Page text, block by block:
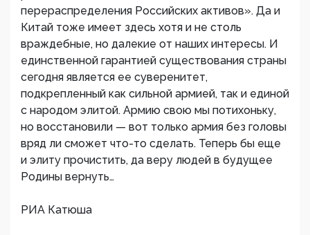
перераспределения Российских активов». Да и
Китай тоже имеет здесь хотя и не столь
враждебные, но далекие от наших интересы. И
единственной гарантией существования страны
сегодня является ее суверенитет,
подкрепленный как сильной армией, так и единой
с народом элитой. Армию свою мы потихоньку,
но восстановили — вот только армия без головы
вряд ли сможет что-то сделать. Теперь бы еще
и элиту прочистить, да веру людей в будущее
Родины вернуть…
РИА Катюша